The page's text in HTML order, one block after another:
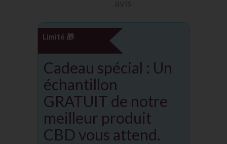
Limité 🎁
Cadeau spécial : Un
échantillon
GRATUIT de notre
meilleur produit
CBD vous attend.